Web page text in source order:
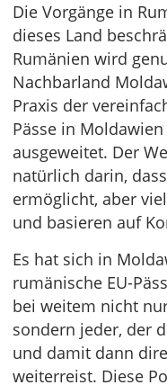
Die Vorgänge in
dieses Land
Rumänien wird
Nachbarland
Praxis der
Pässe in
ausgeweitet. Der
natürlich darin,
ermöglicht, aber
und basieren auf
Es hat sich in
rumänische EU-
bei weitem nicht
sondern jeder, der
und damit dann
weiterreist. Diese